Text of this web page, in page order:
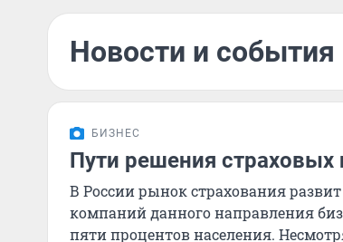
Новости и события
БИЗНЕС
Пути решения страховых
В России рынок страхования
компаний данного направления
пяти процентов населения.